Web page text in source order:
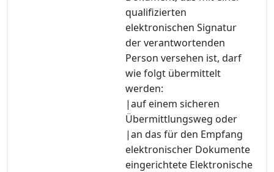
qualifizierten
elektronischen Signatur
der verantwortenden
Person versehen ist, darf
wie folgt übermittelt
werden:
|auf einem sicheren
Übermittlungsweg oder
|an das für den Empfang
elektronischer Dokumente
eingerichtete Elektronische